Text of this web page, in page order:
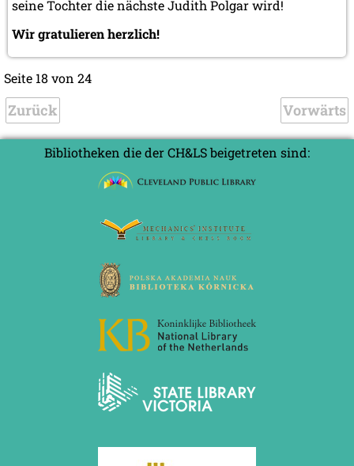
seine Tochter die nächste Judith Polgar wird!
Wir gratulieren herzlich!
Seite 18 von 24
Zurück Vorwärts
Bibliotheken die der CH&LS beigetreten sind: